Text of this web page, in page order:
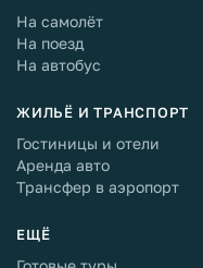
На самолёт
На поезд
На автобус
ЖИЛЬЁ И ТРАНСПОРТ
Гостиницы и отели
Аренда авто
Трансфер в аэропорт
ЕЩЁ